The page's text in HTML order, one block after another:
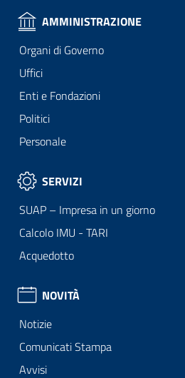
AMMINISTRAZIONE
Organi di Governo
Uffici
Enti e Fondazioni
Politici
Personale
SERVIZI
SUAP – Impresa in un giorno
Calcolo IMU - TARI
Acquedotto
NOVITÀ
Notizie
Comunicati Stampa
Avvisi